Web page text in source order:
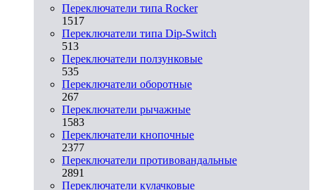
Переключатели типа Rocker
1517
Переключатели типа Dip-Switch
513
Переключатели ползунковые
535
Переключатели оборотные
267
Переключатели рычажные
1583
Переключатели кнопочные
2377
Переключатели противовандальные
2891
Переключатели кулачковые